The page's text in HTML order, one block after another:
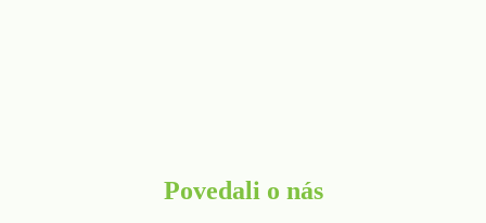
Povedali o nás